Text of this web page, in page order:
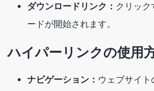
ダウンロードリンク： クリッ
ードが開始されます。
ハイパーリンクの使用
ナビゲーション： ウェブサイ